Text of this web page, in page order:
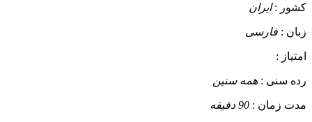
کشور :ایران
زبان : فارسی
امتیاز :
رده سنی : همه سنین
مدت زمان : 90 دقیقه